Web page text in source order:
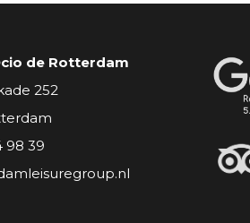
de Rotterdam
252
98 39